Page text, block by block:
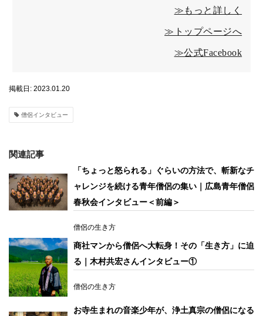
≫もっと詳しく
≫トップページへ
≫公式Facebook
掲載日: 2023.01.20
僧侶インタビュー
関連記事
「ちょっと怒られる」ぐらいの方法で、斬新なチ
ャレンジを続ける青年僧侶の集い｜広島青年僧侶
春秋会インタビュー＜前編＞
僧侶の生き方
商社マンから僧侶へ大転身！その「生き方」に迫
る｜木村共宏さんインタビュー①
僧侶の生き方
お寺生まれの音楽少年が、浄土真宗の僧侶になる